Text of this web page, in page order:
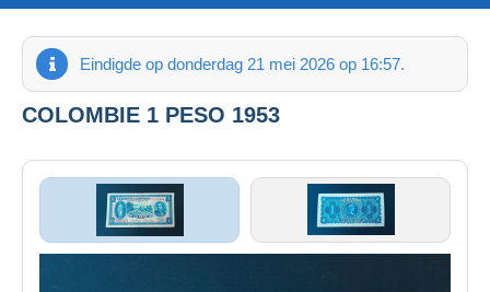
Eindigde op donderdag 21 mei 2026 op 16:57.
COLOMBIE 1 PESO 1953